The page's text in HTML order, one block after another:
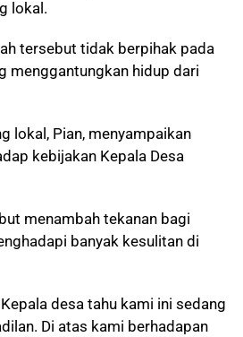
lokal.
tersebut tidak berpihak pada
menggantungkan hidup dari
lokal, Pian, menyampaikan
kebijakan Kepala Desa
menambah tekanan bagi
banyak kesulitan di
desa tahu kami ini sedang
Di atas kami berhadapan